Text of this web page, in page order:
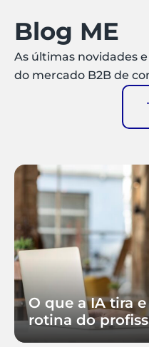
Blog ME
As últimas novidades
do mercado B2B de
O que a IA tira
rotina do